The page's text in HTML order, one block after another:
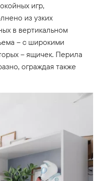
игр,
из узких
в вертикальном
– с широкими
– ящичек. Перила
ограждая также